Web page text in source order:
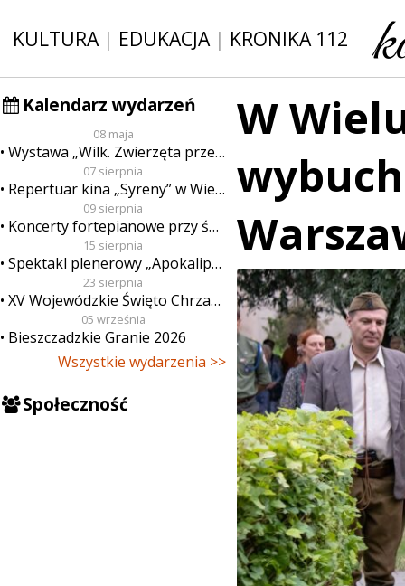
KULTURA| EDUKACJA| KRONIKA 112
Kalendarz wydarzeń
08 maja
Wystawa „Wilk. Zwierzęta przeklęte”
07 sierpnia
Repertuar kina „Syreny” w Wieluniu w dn. od 7 do 13 sierpnia
09 sierpnia
Koncerty fortepianowe przy świecach
15 sierpnia
Spektakl plenerowy „Apokalipsa”
23 sierpnia
XV Wojewódzkie Święto Chrzanu
05 września
Bieszczadzkie Granie 2026
Wszystkie wydarzenia >>
Społeczność
W